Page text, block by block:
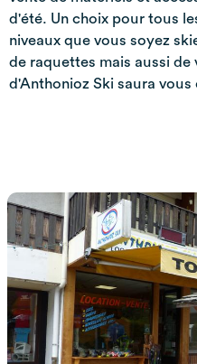
d'été. Un choix pour tous
niveaux que vous soyez
de raquettes mais aussi
d'Anthonioz Ski saura vous